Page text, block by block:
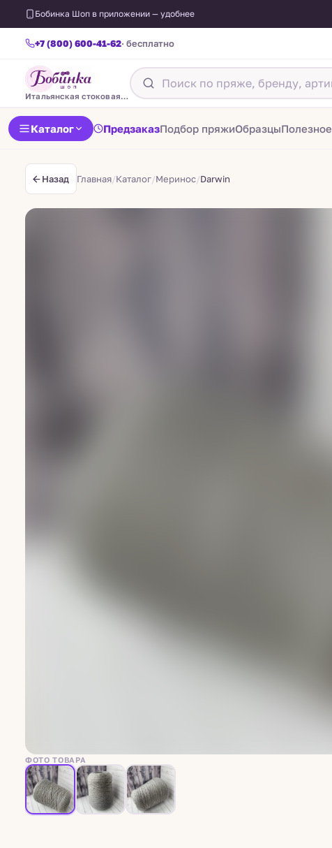
Бобинка Шоп в приложении — удобнее
+7 (800) 600-41-62· бесплатно
Итальянская стоковая пряжа
Каталог ПредзаказПодбор пряжиОбразцыПолезное
Назад Главная/Каталог/Меринос/Darwin
ФОТО ТОВАРА